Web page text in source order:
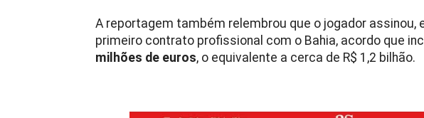
A reportagem também relembrou que o jogador assinou,
primeiro contrato profissional com o Bahia, acordo que
milhões de euros, o equivalente a cerca de R$ 1,2 bilhão.